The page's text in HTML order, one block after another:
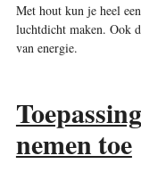
Met hout kun je heel
luchtdicht maken. Ook
van energie.
nemen toe